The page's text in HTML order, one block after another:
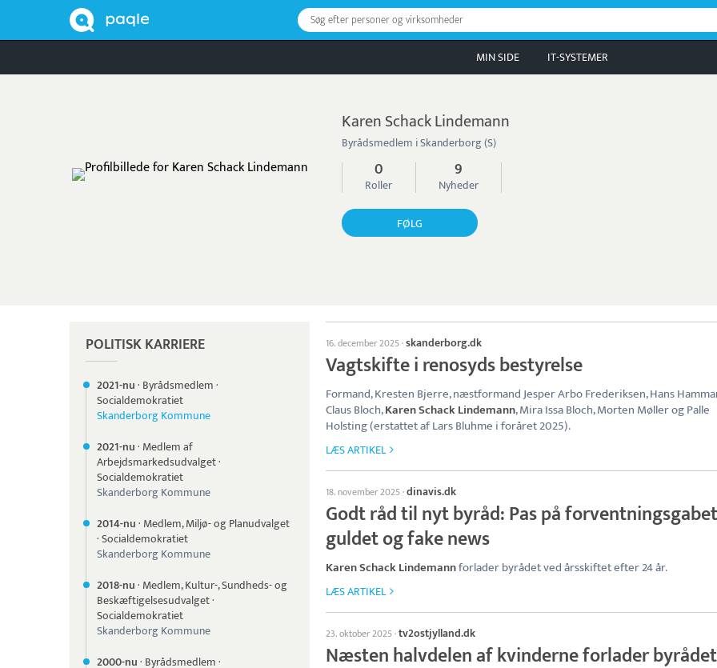
Søg efter personer og virksomheder
MIN SIDE IT-SYSTEMER
Karen Schack Lindemann
Byrådsmedlem i Skanderborg (S)
0
Roller
9
Nyheder
FØLG
POLITISK KARRIERE
2021-nu· Byrådsmedlem·
Socialdemokratiet
Skanderborg Kommune
2021-nu· Medlem af
Arbejdsmarkedsudvalget·
Socialdemokratiet
Skanderborg Kommune
2014-nu· Medlem, Miljø- og Planudvalget
·Socialdemokratiet
Skanderborg Kommune
2018-nu· Medlem, Kultur-, Sundheds- og
Beskæftigelsesudvalget·
Socialdemokratiet
Skanderborg Kommune
2000-nu· Byrådsmedlem·
16. december 2025·skanderborg.dk
Vagtskifte i renosyds bestyrelse
Formand, Kresten Bjerre, næstformand Jesper Arbo Frederiksen, Hans
Claus Bloch,Karen Schack Lindemann, Mira Issa Bloch, Morten Møller og Palle
Holsting (erstattet af Lars Bluhme i foråret 2025).
LÆS ARTIKEL
18. november 2025·dinavis.dk
Godt råd til nyt byråd: Pas på
guldet og fake news
Karen Schack Lindemannforlader byrådet ved årsskiftet efter 24 år.
LÆS ARTIKEL
23. oktober 2025·tv2ostjylland.dk
Næsten halvdelen af kvinderne forlader